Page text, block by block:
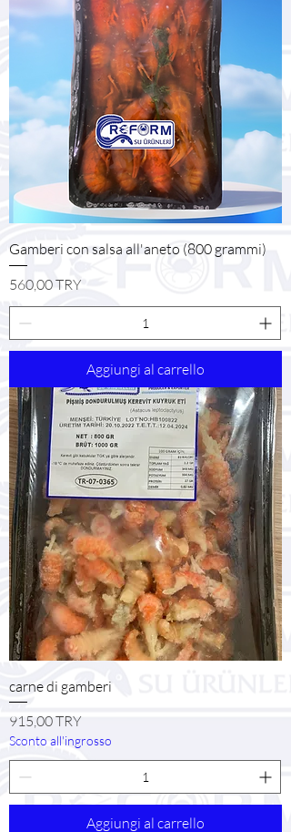
Gamberi con salsa all'aneto (800 grammi)
Prezzo
560,00 TRY
Aggiungi al carrello
carne di gamberi
Prezzo
915,00 TRY
Sconto all'ingrosso
Aggiungi al carrello